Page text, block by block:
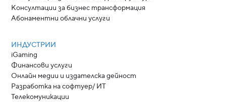
Консултации за бизнес трансформация
Абонаментни облачни услуги
ИНДУСТРИИ
iGaming
Финансови услуги
Онлайн медии и издателска дейност
Разработка на софтуер/ ИТ
Телекомуникации